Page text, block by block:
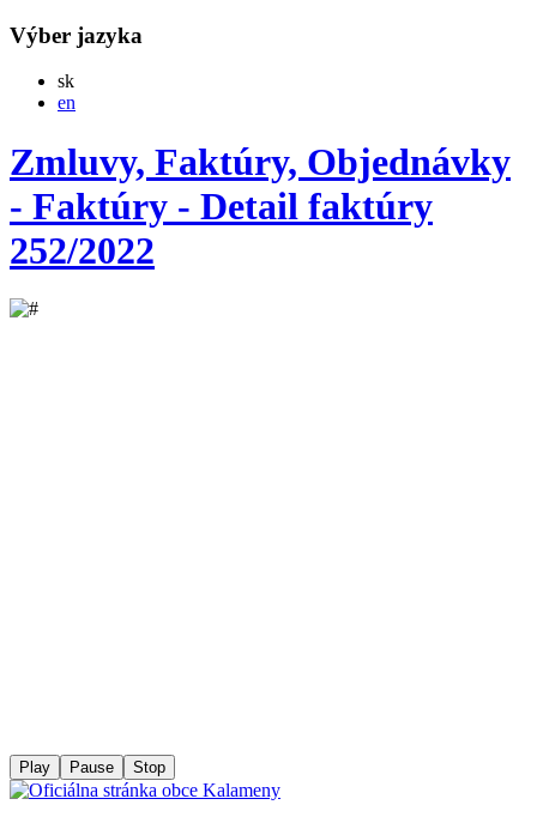
Výber jazyka
skSlovensky
en
Zmluvy, Faktúry, Objednávky
- Faktúry - Detail faktúry
252/2022
Play Pause Stop